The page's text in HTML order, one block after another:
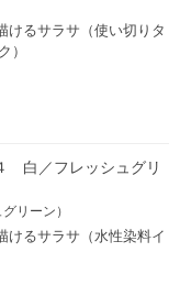
けるサラサ（使い切りタ
）
／フレッシュグリ
リーン）
けるサラサ（水性染料イ